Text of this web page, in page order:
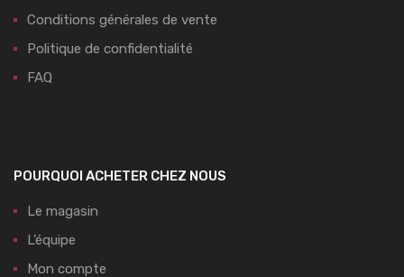
Conditions générales de vente
Politique de confidentialité
FAQ
POURQUOI ACHETER CHEZ NOUS
Le magasin
L’équipe
Mon compte